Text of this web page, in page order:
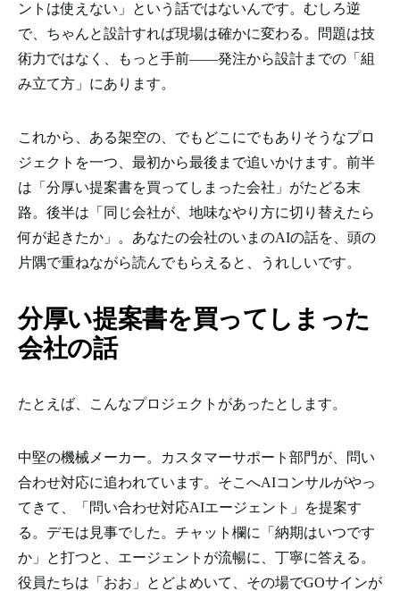
ントは使えない」という話ではないんです。むしろ逆
で、ちゃんと設計すれば現場は確かに変わる。問題は技
術力ではなく、もっと手前――発注から設計までの「組
み立て方」にあります。
これから、ある架空の、でもどこにでもありそうなプロ
ジェクトを一つ、最初から最後まで追いかけます。前半
は「分厚い提案書を買ってしまった会社」がたどる末
路。後半は「同じ会社が、地味なやり方に切り替えたら
何が起きたか」。あなたの会社のいまのAIの話を、頭の
片隅で重ねながら読んでもらえると、うれしいです。
分厚い提案書を買ってしまった
会社の話
たとえば、こんなプロジェクトがあったとします。
中堅の機械メーカー。カスタマーサポート部門が、問い
合わせ対応に追われています。そこへAIコンサルがやっ
てきて、「問い合わせ対応AIエージェント」を提案す
る。デモは見事でした。チャット欄に「納期はいつです
か」と打つと、エージェントが流暢に、丁寧に答える。
役員たちは「おお」とどよめいて、その場でGOサインが